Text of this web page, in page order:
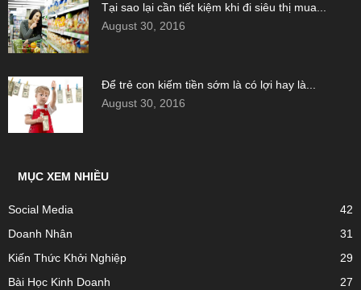
Tại sao lại cần tiết kiệm khi đi siêu thị mua...
August 30, 2016
Để trẻ con kiếm tiền sớm là có lợi hay là...
August 30, 2016
MỤC XEM NHIỀU
Social Media
42
Doanh Nhân
31
Kiến Thức Khởi Nghiệp
29
Bài Học Kinh Doanh
27